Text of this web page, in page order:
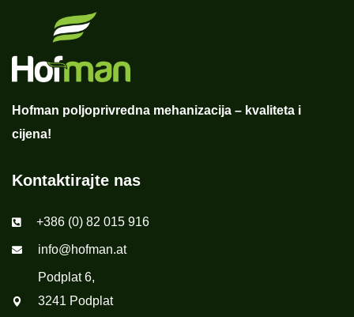
Hofman poljoprivredna mehanizacija – kvaliteta i
cijena!
Kontaktirajte nas
+386 (0) 82 015 916
info@hofman.at
Podplat 6,
3241 Podplat